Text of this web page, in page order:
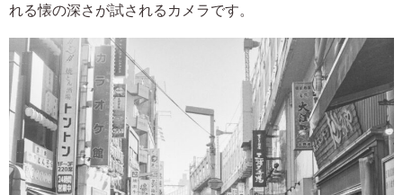
れる懐の深さが試されるカメラです。